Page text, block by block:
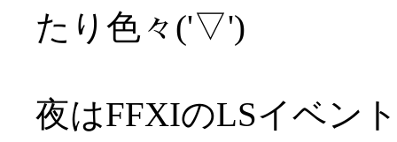
たり色々('▽')
夜はFFXIのLSイベン